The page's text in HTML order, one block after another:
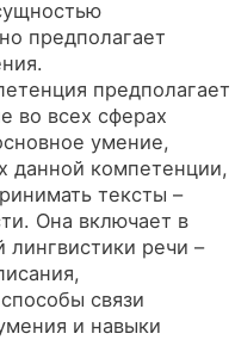
предполагает
предполагает
во всех сферах
умение,
данной компетенции,
тексты –
Она включает в
лингвистики речи –
связи
и навыки